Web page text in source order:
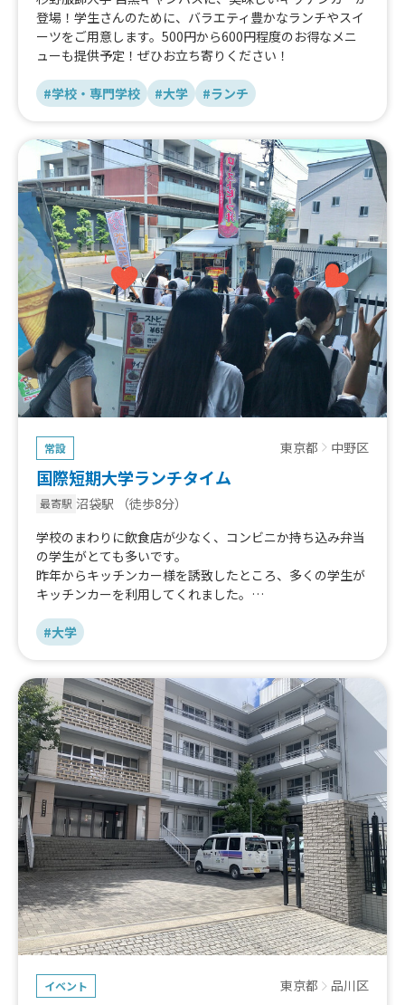
登場！学生さんのために、バラエティ豊かなランチやスイ
ーツをご用意します。500円から600円程度のお得なメニ
ューも提供予定！ぜひお立ち寄りください！
#学校・専門学校 #大学 #ランチ
常設 東京都 中野区
国際短期大学ランチタイム
最寄駅 沼袋駅
（徒歩8分）
学校のまわりに飲食店が少なく、コンビニか持ち込み弁当
の学生がとても多いです。
昨年からキッチンカー様を誘致したところ、多くの学生が
キッチンカーを利用してくれました。
で、学生からも良く見える良い立地です。
食事系が特に好まれる傾向にあります。
#大学
イベント 東京都 品川区